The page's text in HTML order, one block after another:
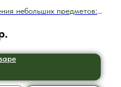
небольших предметов:
парты памяти и пр.